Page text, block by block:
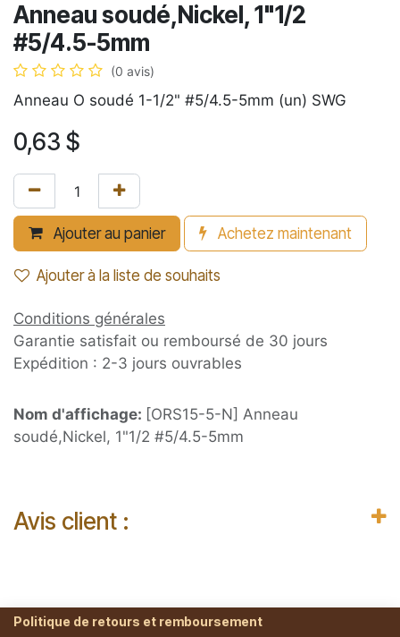
Anneau soudé,Nickel, 1"1/2
#5/4.5-5mm
(0 avis)
Anneau O soudé 1-1/2" #5/4.5-5mm (un) SWG
0,63 $
Ajouter au panier Achetez maintenant
Ajouter à la liste de souhaits
Conditions générales
Garantie satisfait ou remboursé de 30 jours
Expédition : 2-3 jours ouvrables
Nom d'affichage: [ORS15-5-N] Anneau
soudé,Nickel, 1"1/2 #5/4.5-5mm
Avis client :
Politique de retours et remboursement